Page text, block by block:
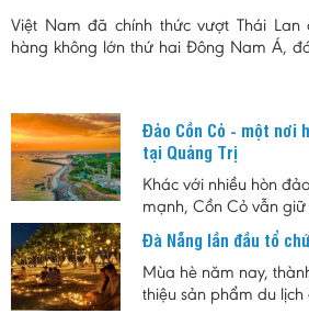
Việt Nam đã chính thức vượt Thái
hàng không lớn thứ hai Đông Nam Á,
Đảo Cồn Cỏ - một nơi
tại Quảng Trị
Khác với nhiều hòn
mạnh, Cồn Cỏ vẫn
cùng nhịp sống chậm.
hợp cho những ai
ngày, tránh sự đông
hệ sinh thái biển, rừng
Đà Nẵng lần đầu tổ
Mùa hè năm nay,
thiệu sản phẩm du